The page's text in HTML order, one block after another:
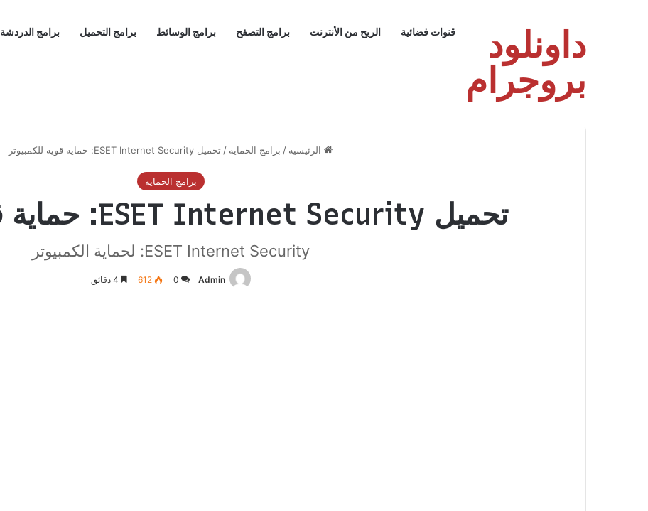
داونلود
بروجرام
قنوات فضائية الربح من الأنترنت برامج التصفح برامج الوسائط برامج التحميل برامج الدردشة
الرئيسية / برامج الحمايه / تحميل ESET Internet Security: حماية قوية للكمبيوتر
برامج الحمايه
تحميل ESET Internet Security: حماية قوية للكمبيوتر
ESET Internet Security: لحماية الكمبيوتر
Admin
0
612